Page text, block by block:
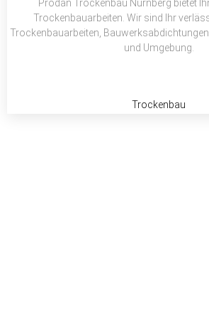
Prodan Trockenbau Nürnberg bietet
Trockenbauarbeiten. Wir sind Ihr
Trockenbauarbeiten,
und Umgebung.
Trockenbau